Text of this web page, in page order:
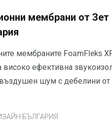
мембрани от Зет
мембраните FoamFleks
високо ефективна
шум с дебелини от
БЪЛГАРИЯ